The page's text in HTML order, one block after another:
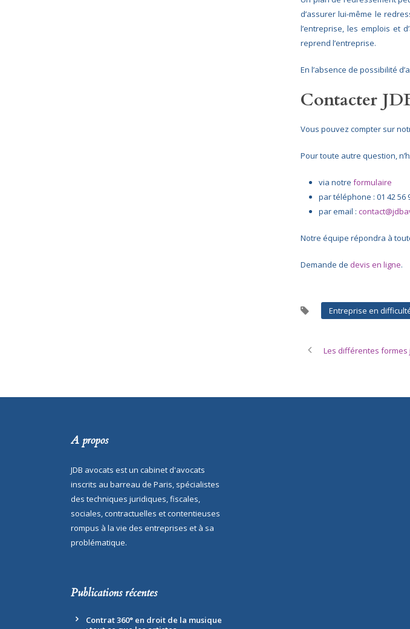
d’assurer lui-même le
l’entreprise, les emplois et
reprend l’entreprise.
En l’absence de possibilité
Contacter
Vous pouvez compter sur
Pour toute autre question,
via notre formulaire
par téléphone : 01 42 56
par email :
Notre équipe répondra à
Demande de devis en ligne.
Entreprise en
Les différentes formes
A propos
JDB avocats est un cabinet d'avocats
inscrits au barreau de Paris, spécialistes
des techniques juridiques, fiscales,
sociales, contractuelles et contentieuses
rompus à la vie des entreprises et à sa
problématique.
Publications récentes
Contrat 360° en droit de la musique